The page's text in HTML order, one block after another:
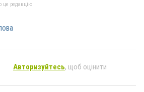
це редакцію
Авторизуйтесь, щоб оцінити